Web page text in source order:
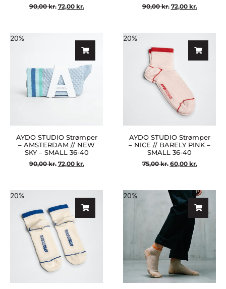
90,00kr. 72,00 kr. 90,00kr. 72,00 kr.
20%
AYDO STUDIO Strømper
– AMSTERDAM // NEW
SKY – SMALL 36-40
90,00kr. 72,00 kr.
20%
AYDO STUDIO Strømper
– NICE // BARELY PINK –
SMALL 36-40
75,00kr. 60,00 kr.
20% 20%